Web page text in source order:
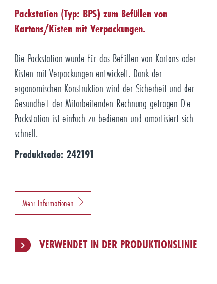
Packstation (Typ: BPS) zum Befüllen von
Kartons/Kisten mit Verpackungen.
Die Packstation wurde für das Befüllen von Kartons oder
Kisten mit Verpackungen entwickelt. Dank der
ergonomischen Konstruktion wird der Sicherheit und der
Gesundheit der Mitarbeitenden Rechnung getragen Die
Packstation ist einfach zu bedienen und amortisiert sich
schnell.
Produktcode: 242191
Mehr Informationen
VERWENDET IN DER PRODUKTIONSLINIE